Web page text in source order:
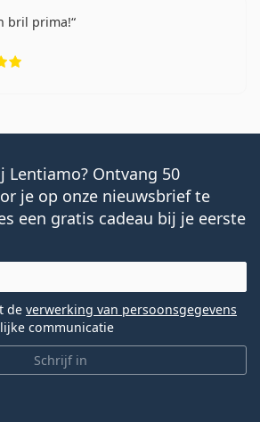
bril prima!
Lentiamo? Ontvang 50
je op onze nieuwsbrief te
een gratis cadeau bij je eerste
Schrijf in
de verwerking van persoonsgegevens
communicatie